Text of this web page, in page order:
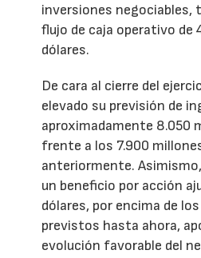
inversiones negociables,
flujo de caja operativo de
dólares.
De cara al cierre del
elevado su previsión de
aproximadamente 8.050
frente a los 7.900
anteriormente.
un beneficio por acción
dólares, por encima de
previstos hasta ahora,
evolución favorable del